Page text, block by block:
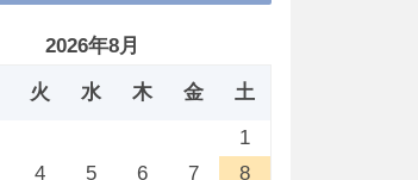
2026年8月
火 水 木 金
土
1
4 5 6 7
8